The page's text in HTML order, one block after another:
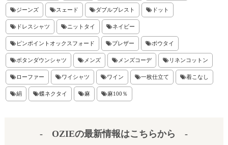
t
ジーンズ スェード ダブルブレスト ドット
ドレスシャツ ニットタイ ネイビー
ピンポイントオックスフォード ブレザー ボウタイ
ボタンダウンシャツ メンズ メンズコーデ リネンコットン
ローファー ワイシャツ ワイン 一枚仕立て 着こなし
絹 蝶ネクタイ 麻 麻100％
- OZIEの最新情報はこちらから -